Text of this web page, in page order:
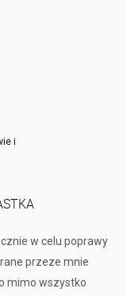
i
w celu poprawy
przeze mnie
mimo wszystko